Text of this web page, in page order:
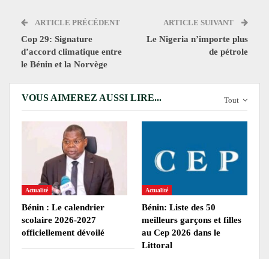
ARTICLE PRÉCÉDENT
Cop 29: Signature
d’accord climatique entre
le Bénin et la Norvège
ARTICLE SUIVANT
Le Nigeria n’importe plus
de pétrole
Tout
VOUS AIMEREZ AUSSI LIRE...
Actualité
Bénin : Le calendrier
scolaire 2026-2027
officiellement dévoilé
Actualité
Bénin: Liste des 50
meilleurs garçons et filles
au Cep 2026 dans le
Littoral